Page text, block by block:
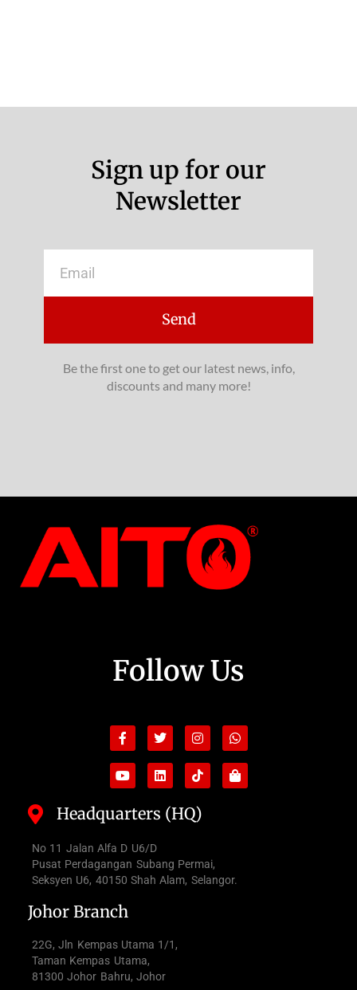
Sign up for our
Newsletter
Send
Be the first one to get our latest news, info,
discounts and many more!
Follow Us
Facebook-
f
TwitterInstagramWhatsapp
YoutubeLinkedinTiktokShopping-
bag
Headquarters (HQ)
No 11 Jalan Alfa D U6/D
Pusat Perdagangan Subang Permai,
Seksyen U6, 40150 Shah Alam, Selangor.
Johor Branch
22G, Jln Kempas Utama 1/1,
Taman Kempas Utama,
81300 Johor Bahru, Johor